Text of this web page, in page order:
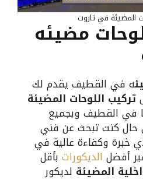
المضيئة في تاروتمضيئه
ه في القطيف يقدم لك
تركيب اللوحات المضيئة
في القطيف وبجميع
حال كنت تبحث عن فني
خبرة وكفاءة عالية في
أفضل الديكورات بأقل
المضيئة لديكور